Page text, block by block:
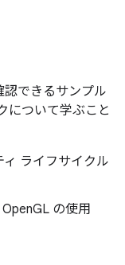
認できるサンプル
について学ぶこと
ィ ライフサイクル
の使用